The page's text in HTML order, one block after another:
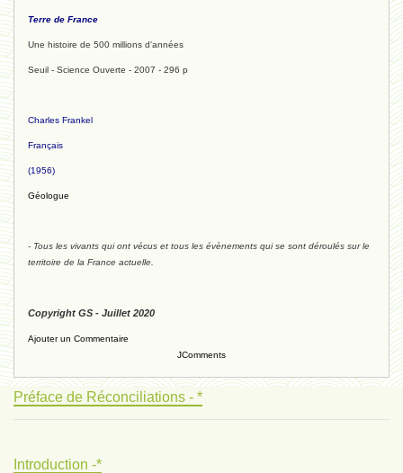
Terre de France
Une histoire de 500 millions d'années
Seuil - Science Ouverte - 2007 - 296 p
Charles Frankel
Français
(1956)
Géologue
- Tous les vivants qui ont vécus et tous les évènements qui se sont déroulés sur le
territoire de la France actuelle.
Copyright GS - Juillet 2020
Ajouter un Commentaire
JComments
Préface de Réconciliations - *
Introduction -*